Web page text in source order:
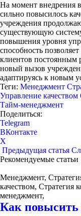
На момент внедрения
сильно повысилось
учреждения
существующую
повышения уровня
способность
клиентов постоянным
новый вызов
адаптируясь к новым
Теги: Менеджмент
Управление качеством
Тайм-менеджмент
Поделиться:
Telegram
ВКонтакте
X
Предыдущая статья
Рекомендуемые статьи
Менеджмент,
качеством, Стратегия
менеджмент,
Как повысить